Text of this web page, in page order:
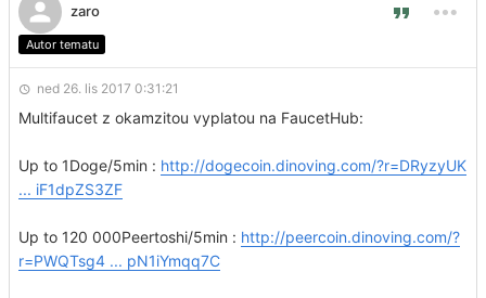
zaro
Autor tematu
ned 26. lis 2017 0:31:21
Multifaucet z okamzitou vyplatou na FaucetHub:
Up to 1Doge/5min : http://dogecoin.dinoving.com/?r=DRyzyUK
... iF1dpZS3ZF
Up to 120 000Peertoshi/5min : http://peercoin.dinoving.com/?
r=PWQTsg4 ... pN1iYmqq7C